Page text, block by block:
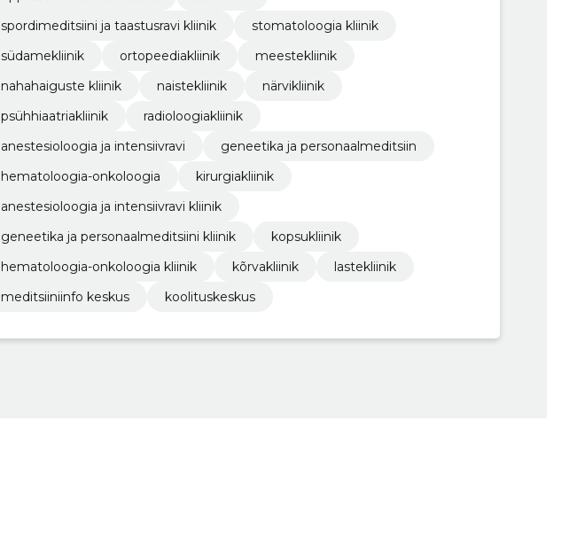
spordimeditsiini ja taastusravi kliinik
stomatoloogia kliinik
südamekliinik
ortopeediakliinik
meestekliinik
nahahaiguste kliinik
naistekliinik
närvikliinik
psühhiaatriakliinik
radioloogiakliinik
anestesioloogia ja intensiivravi
geneetika ja personaalmeditsiin
hematoloogia-onkoloogia
kirurgiakliinik
anestesioloogia ja intensiivravi kliinik
geneetika ja personaalmeditsiini kliinik
kopsukliinik
hematoloogia-onkoloogia kliinik
kõrvakliinik
lastekliinik
meditsiiniinfo keskus
koolituskeskus